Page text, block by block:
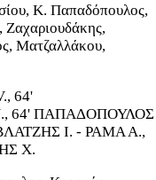
Κ. Παπαδόπουλος,
Ζαχαριουδάκης,
Ματζαλλάκου,
64'
64' ΠΑΠΑΔΟΠΟΥΛΟΣ
Ι. - ΡΑΜΑ Α.,
Χ.